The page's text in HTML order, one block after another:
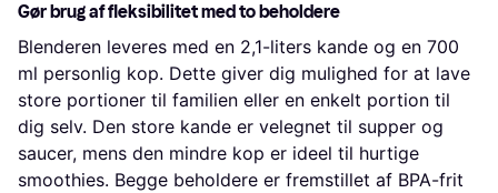
Gør brug af fleksibilitet med to beholdere
Blenderen leveres med en 2,1-liters kande og en 700
ml personlig kop. Dette giver dig mulighed for at lave
store portioner til familien eller en enkelt portion til
dig selv. Den store kande er velegnet til supper og
saucer, mens den mindre kop er ideel til hurtige
smoothies. Begge beholdere er fremstillet af BPA-frit